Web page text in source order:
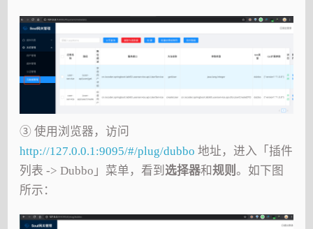
③ 使用浏览器，访问
http://127.0.0.1:9095/#/plug/dubbo 地址，进入「插件
列表 -> Dubbo」菜单，看到 选择器和规则。如下图
所示：